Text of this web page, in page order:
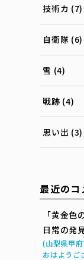
技術カ (7)
自衛隊 (6)
雪 (4)
戦跡 (4)
思い出 (3)
最近のコ
「黄金
日常の発
(山梨県甲
おはようご